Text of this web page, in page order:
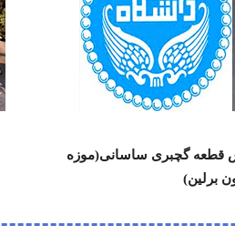
قطعه گچبری ساسانی(موزه
برلین)